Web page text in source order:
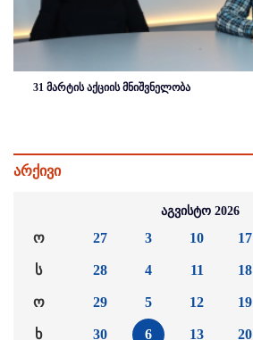
31 მარტის აქციის მნიშვნელობა
არქივი
აგვისტო 2026
ო
ს
ო
ხ
27
28
29
30
3
4
5
6
10
11
12
13
17
18
19
20